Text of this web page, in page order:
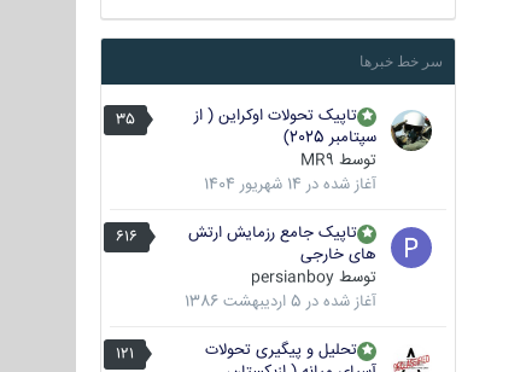
سر خط خبرها
35
تاپیک تحولات اوکراین ( از
سپتامبر 2025)
توسط MR9
آغاز شده در 14 شهریور 1404
616
تاپیک جامع رزمایش ارتش
های خارجی
توسط persianboy
آغاز شده در 5 اردیبهشت 1386
121
تحلیل و پیگیری تحولات